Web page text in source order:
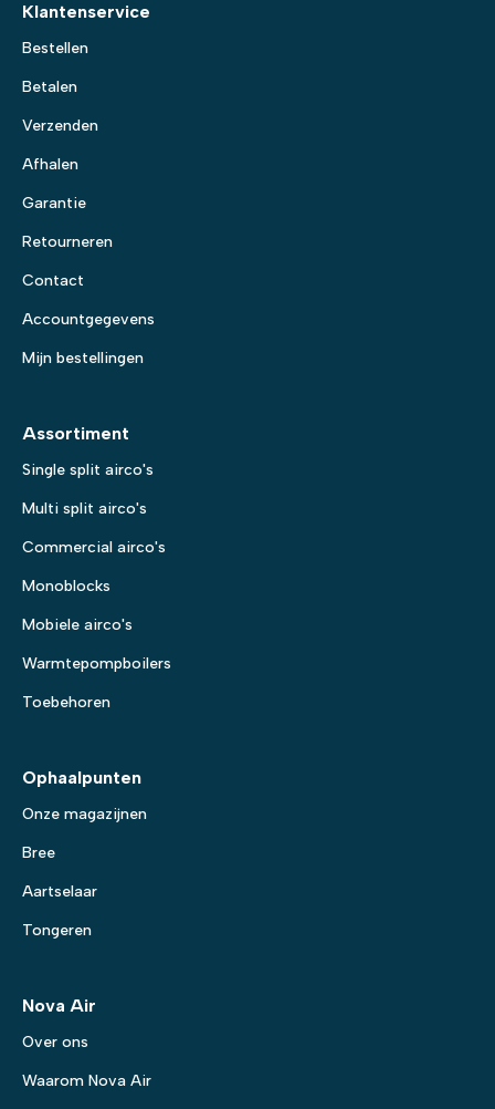
Klantenservice
Bestellen
Betalen
Verzenden
Afhalen
Garantie
Retourneren
Contact
Accountgegevens
Mijn bestellingen
Assortiment
Single split airco's
Multi split airco's
Commercial airco's
Monoblocks
Mobiele airco's
Warmtepompboilers
Toebehoren
Ophaalpunten
Onze magazijnen
Bree
Aartselaar
Tongeren
Nova Air
Over ons
Waarom Nova Air